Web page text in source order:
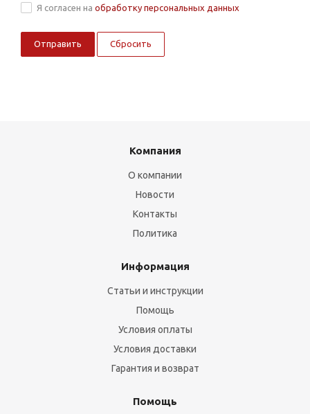
Я согласен на обработку персональных данных
Сбросить
Компания
О компании
Новости
Контакты
Политика
Информация
Статьи и инструкции
Помощь
Условия оплаты
Условия доставки
Гарантия и возврат
Помощь